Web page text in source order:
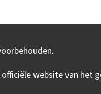
website van het